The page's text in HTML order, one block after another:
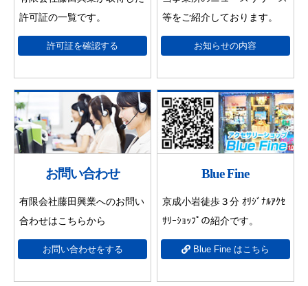
許可証の一覧です。
許可証を確認する
等をご紹介しております。
お知らせの内容
お問い合わせ
有限会社藤田興業へのお問い
合わせはこちらから
お問い合わせをする
Blue Fine
京成小岩徒歩３分 ｵﾘｼﾞﾅﾙｱｸｾ
ｻﾘｰｼｮｯﾌﾟの紹介です。
Blue Fine はこちら